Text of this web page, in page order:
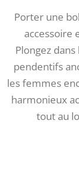
Porter une
accessoire
Plongez
pendentifs
les femmes
harmonieux
tout au